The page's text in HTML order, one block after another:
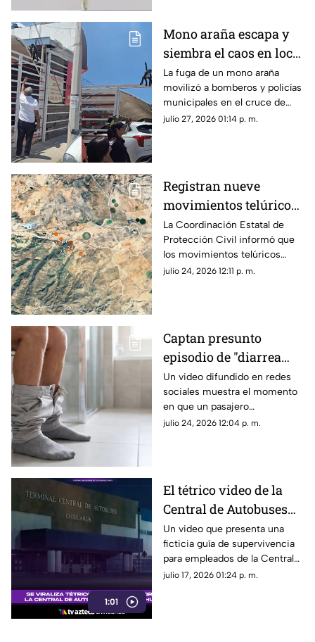
Mono araña escapa y
siembra el caos en local
de barbacoa en
Chihuahua | VIDEO
La fuga de un mono araña
movilizó a bomberos y policías
municipales en el cruce de
Ortiz Mena y Ahuehuete en
julio 27, 2026 01:14 p. m.
Registran nueve
movimientos telúricos
al sur de Chihuahua;
Protección Civil da
detalles
La Coordinación Estatal de
Protección Civil informó que
los movimientos telúricos
ocurrieron entre la noche del
julio 24, 2026 12:11 p. m.
Captan presunto
episodio de "diarrea
explosiva" en
transporte público;
video se viraliza
Un video difundido en redes
sociales muestra el momento
en que un pasajero
aparentemente sufrió un
julio 24, 2026 12:04 p. m.
1:01
El tétrico video de la
Central de Autobuses
de Chihuahua que
causa furor en redes
sociales
Un video que presenta una
ficticia guía de supervivencia
para empleados de la Central
de Autobuses de Chihuahua ha
julio 17, 2026 01:24 p. m.